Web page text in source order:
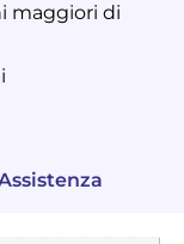
maggiori di